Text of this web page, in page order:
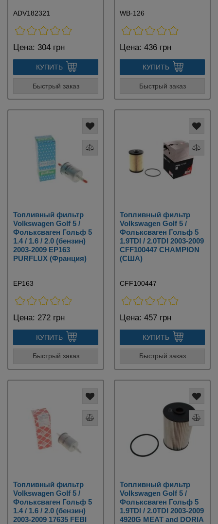
ADV182321
Цена: 304 грн
КУПИТЬ
Быстрый заказ
WB-126
Цена: 436 грн
КУПИТЬ
Быстрый заказ
Топливный фильтр
Volkswagen Golf 5 /
Фольксваген Гольф 5
1.4 / 1.6 / 2.0 (бензин)
2003-2009 EP163
PURFLUX (Франция)
EP163
Цена: 272 грн
КУПИТЬ
Быстрый заказ
Топливный фильтр
Volkswagen Golf 5 /
Фольксваген Гольф 5
1.9TDI / 2.0TDI 2003-2009
CFF100447 CHAMPION
(США)
CFF100447
Цена: 457 грн
КУПИТЬ
Быстрый заказ
Топливный фильтр
Volkswagen Golf 5 /
Фольксваген Гольф 5
1.4 / 1.6 / 2.0 (бензин)
2003-2009 17635 FEBI
Топливный фильтр
Volkswagen Golf 5 /
Фольксваген Гольф 5
1.9TDI / 2.0TDI 2003-2009
4920G MEAT and DORIA